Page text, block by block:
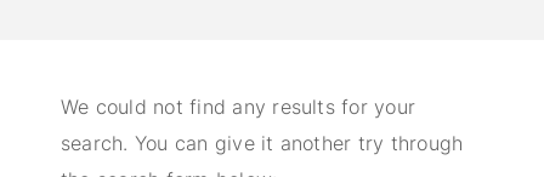
We could not find any results for your
search. You can give it another try through